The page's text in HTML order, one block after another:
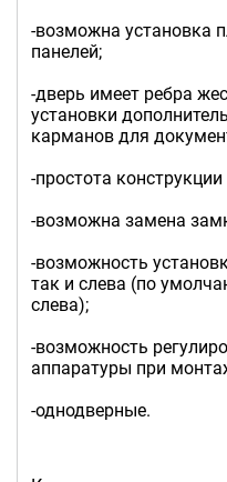
-возможна установка
панелей;
-дверь имеет ребра
установки
карманов для
-простота
-возможна замена
-возможность
так и слева (по
слева);
-возможность
аппаратуры при
-однодверные.